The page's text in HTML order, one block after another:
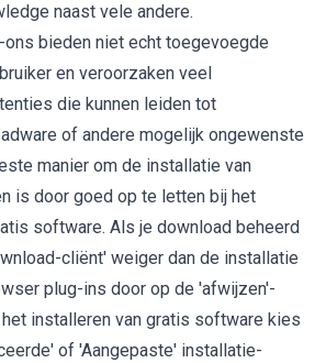
naast vele andere.
bieden niet echt toegevoegde
en veroorzaken veel
die kunnen leiden tot
of andere mogelijk ongewenste
manier om de installatie van
is door goed op te letten bij het
software. Als je download beheerd
cliënt' weiger dan de installatie
plug-ins door op de 'afwijzen'-
installeren van gratis software kies
of 'Aangepaste' installatie-